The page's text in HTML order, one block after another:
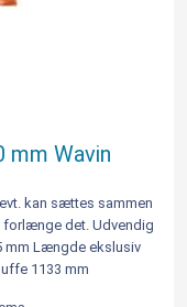
mm Wavin
kan sættes sammen
forlænge det. Udvendig
mm Længde ekslusiv
1133 mm